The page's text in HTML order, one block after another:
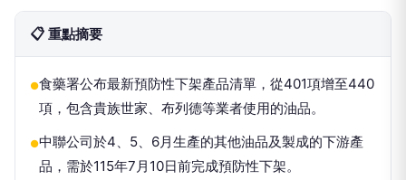
📋 重點摘要
●食藥署公布最新預防性下架產品清單，從401項增至440
項，包含貴族世家、布列德等業者使用的油品。
●中聯公司於4、5、6月生產的其他油品及製成的下游產
品，需於115年7月10日前完成預防性下架。